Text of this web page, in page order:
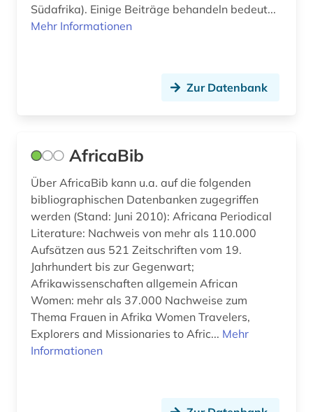
dialekt (2)
digitalisat (1)
digitalisate (1)
digitalisierung (1)
discovery service (1)
diskriminierung (1)
dissertation (2)
dokumentarfilm (9)
Südafrika). Einige Beiträge behandeln bedeut...
Mehr Informationen
Zur Datenbank
AfricaBib
Über AfricaBib kann u.a. auf die folgenden
bibliographischen Datenbanken zugegriffen
werden (Stand: Juni 2010): Africana Periodical
Literature: Nachweis von mehr als 110.000
Aufsätzen aus 521 Zeitschriften vom 19.
Jahrhundert bis zur Gegenwart;
Afrikawissenschaften allgemein African
Women: mehr als 37.000 Nachweise zum
Thema Frauen in Afrika Women Travelers,
Explorers and Missionaries to Afric... Mehr
Informationen